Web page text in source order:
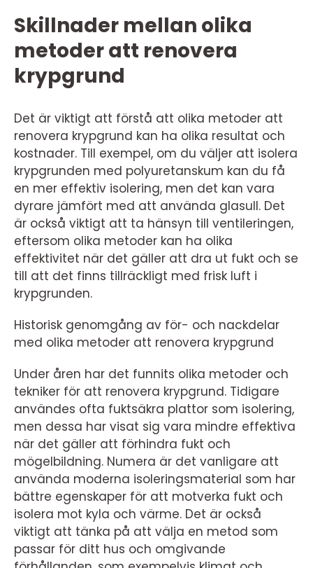
Skillnader mellan olika
metoder att renovera
krypgrund
Det är viktigt att förstå att olika metoder att
renovera krypgrund kan ha olika resultat och
kostnader. Till exempel, om du väljer att isolera
krypgrunden med polyuretanskum kan du få
en mer effektiv isolering, men det kan vara
dyrare jämfört med att använda glasull. Det
är också viktigt att ta hänsyn till ventileringen,
eftersom olika metoder kan ha olika
effektivitet när det gäller att dra ut fukt och se
till att det finns tillräckligt med frisk luft i
krypgrunden.
Historisk genomgång av för- och nackdelar
med olika metoder att renovera krypgrund
Under åren har det funnits olika metoder och
tekniker för att renovera krypgrund. Tidigare
användes ofta fuktsäkra plattor som isolering,
men dessa har visat sig vara mindre effektiva
när det gäller att förhindra fukt och
mögelbildning. Numera är det vanligare att
använda moderna isoleringsmaterial som har
bättre egenskaper för att motverka fukt och
isolera mot kyla och värme. Det är också
viktigt att tänka på att välja en metod som
passar för ditt hus och omgivande